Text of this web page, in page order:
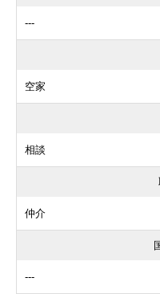
---
空家
相談
仲介
---